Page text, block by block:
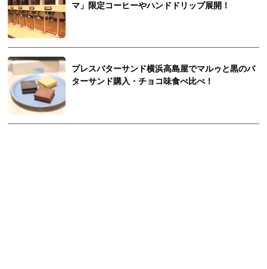
マ」限定コーヒーやハンドドリップ展開！
プレスバターサンド横浜高島屋でマルゥと黒のバ
ターサンド購入・チョコ味食べ比べ！